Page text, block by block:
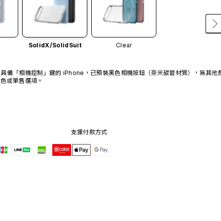
SolidX/SolidSuit Clear
具備「相機控制」鍵的 iPhone，已預裝黑色相機按鈕（奈米碳管材質），無其他
色或單售選項。
支援付款方式